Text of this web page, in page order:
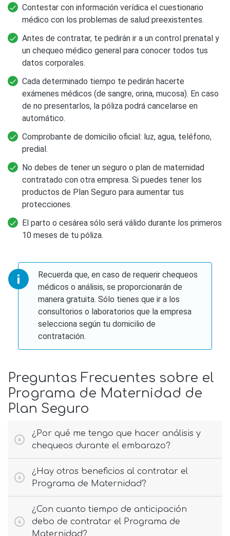
Contestar con información verídica el cuestionario
médico con los problemas de salud preexistentes.
Antes de contratar, te pedirán ir a un control prenatal y
un chequeo médico general para conocer todos tus
datos corporales.
Cada determinado tiempo te pedirán hacerte
exámenes médicos (de sangre, orina, mucosa). En caso
de no presentarlos, la póliza podrá cancelarse en
automático.
Comprobante de domicilio oficial: luz, agua, teléfono,
predial.
No debes de tener un seguro o plan de maternidad
contratado con otra empresa. Si puedes tener los
productos de Plan Seguro para aumentar tus
protecciones.
El parto o cesárea sólo será válido durante los primeros
10 meses de tu póliza.
Recuerda que, en caso de requerir chequeos
médicos o análisis, se proporcionarán de
manera gratuita. Sólo tienes que ir a los
consultorios o laboratorios que la empresa
selecciona según tu domicilio de
contratación.
Preguntas Frecuentes sobre el
Programa de Maternidad de
Plan Seguro
¿Por qué me tengo que hacer análisis y
chequeos durante el embarazo?
¿Hay otros beneficios al contratar el
Programa de Maternidad?
¿Con cuanto tiempo de anticipación
debo de contratar el Programa de
Maternidad?